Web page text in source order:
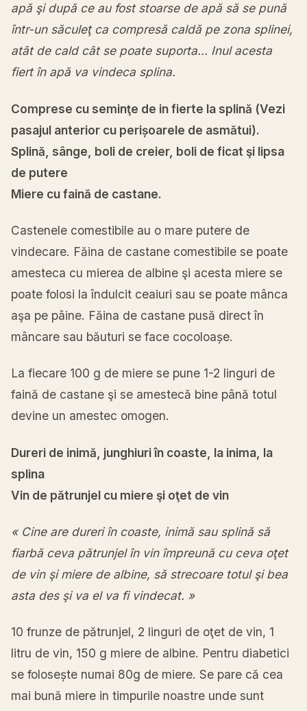
apă şi după ce au fost stoarse de apă să se pună
într-un săculeţ ca compresă caldă pe zona splinei,
atât de cald cât se poate suporta… Inul acesta
fiert în apă va vindeca splina.
Comprese cu seminţe de in fierte la splină (Vezi
pasajul anterior cu perișoarele de asmătui).
Splină, sânge, boli de creier, boli de ficat şi lipsa
de putere
Miere cu faină de castane.
Castenele comestibile au o mare putere de
vindecare. Făina de castane comestibile se poate
amesteca cu mierea de albine şi acesta miere se
poate folosi la îndulcit ceaiuri sau se poate mânca
aşa pe pâine. Făina de castane pusă direct în
mâncare sau băuturi se face cocoloașe.
La fiecare 100 g de miere se pune 1-2 linguri de
faină de castane şi se amestecă bine până totul
devine un amestec omogen.
Dureri de inimă, junghiuri în coaste, la inima, la
splina
Vin de pătrunjel cu miere şi oţet de vin
« Cine are dureri în coaste, inimă sau splină să
fiarbă ceva pătrunjel în vin împreună cu ceva oţet
de vin şi miere de albine, să strecoare totul şi bea
asta des şi va el va fi vindecat. »
10 frunze de pătrunjel, 2 linguri de oţet de vin, 1
litru de vin, 150 g miere de albine. Pentru diabetici
se folosește numai 80g de miere. Se pare că cea
mai bună miere in timpurile noastre unde sunt